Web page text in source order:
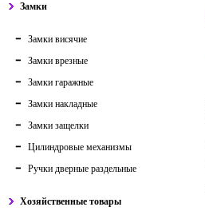
Замки
Замки висячие
Замки врезные
Замки гаражные
Замки накладные
Замки защелки
Цилиндровые механизмы
Ручки дверные раздельные
Хозяйственные товары